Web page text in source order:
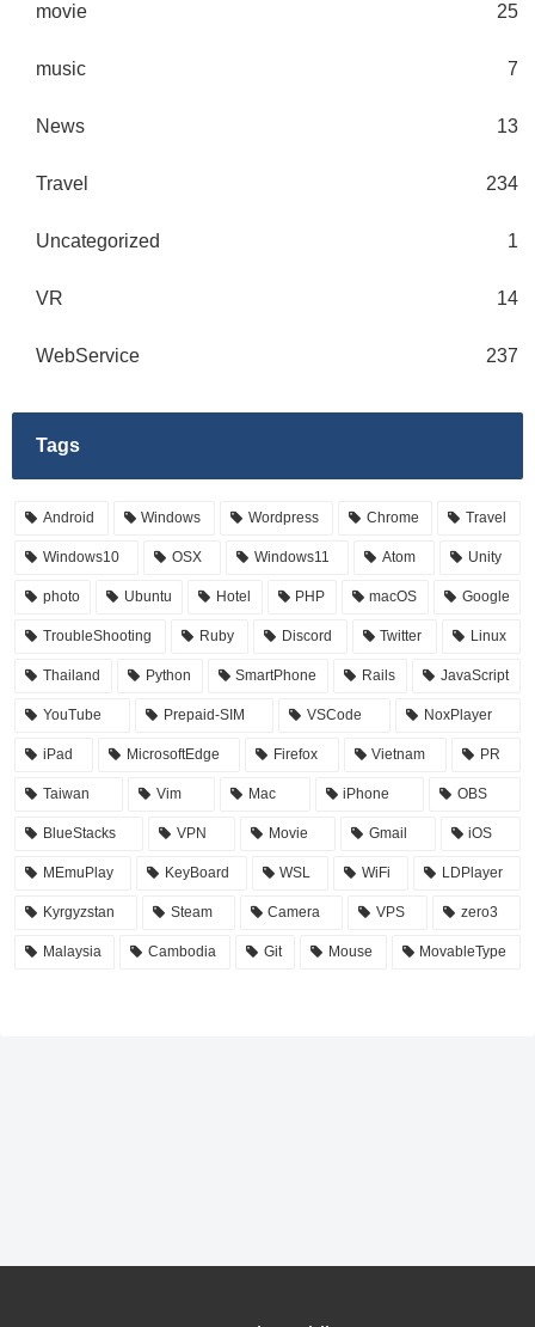
movie 25
music 7
News 13
Travel 234
Uncategorized 1
VR 14
WebService 237
Tags
Android Windows Wordpress Chrome Travel
Windows10 OSX Windows11 Atom Unity
photo Ubuntu Hotel PHP macOS Google
TroubleShooting Ruby Discord Twitter Linux
Thailand Python SmartPhone Rails JavaScript
YouTube Prepaid-SIM VSCode NoxPlayer
iPad MicrosoftEdge Firefox Vietnam PR
Taiwan Vim Mac iPhone OBS
BlueStacks VPN Movie Gmail iOS
MEmuPlay KeyBoard WSL WiFi LDPlayer
Kyrgyzstan Steam Camera VPS zero3
Malaysia Cambodia Git Mouse MovableType